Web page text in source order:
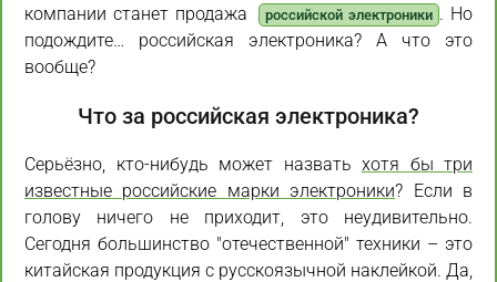
компании станет продажа
российской электроники . Но
подождите… российская электроника? А что это
вообще?
Что за российская электроника?
Серьёзно, кто-нибудь может назвать хотя бы три
известные российские марки электроники? Если в
голову ничего не приходит, это неудивительно.
Сегодня большинство "отечественной" техники – это
китайская продукция с русскоязычной наклейкой. Да,